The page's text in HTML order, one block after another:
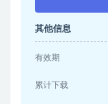
其他信息
有效期
累计下载